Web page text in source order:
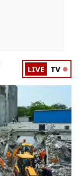
LIVE TV